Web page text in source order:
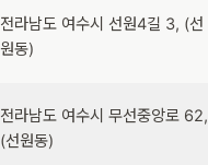
전라남도 여수시 선원4길 3, (선
원동)
전라남도 여수시 무선중앙로 62,
(선원동)